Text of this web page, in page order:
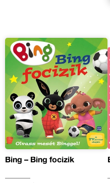
Bing – Bing focizik